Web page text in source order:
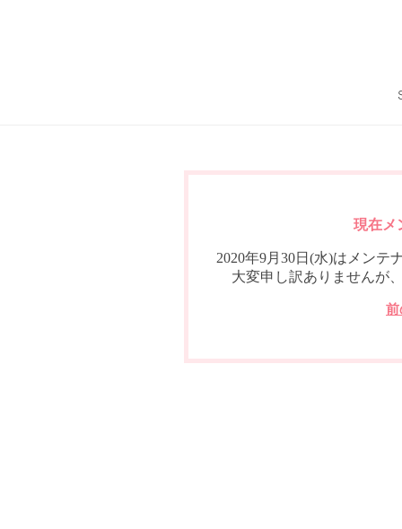
現在メ
2020年9月30日(水)はメンテ
大変申し訳ありませんが
前